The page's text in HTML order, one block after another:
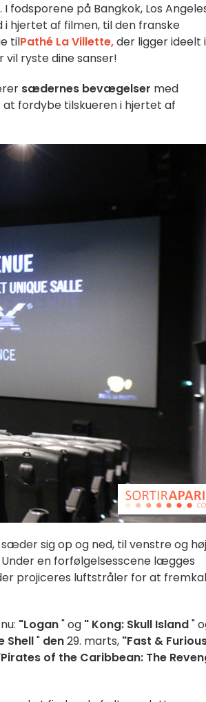
I fodsporene på Bangkok, Los
i hjertet af filmen, til den franske
tilPathé La Villette,der ligger ideelt i
vil ryste dine sanser!
sædernes bevægelser med
fordybe tilskueren i hjertet af
sig op og ned, til venstre og
en forfølgelsesscene lægges
projiceres luftstråler for at
"Logan" og " Kong: Skull Island"
Shell" den29. marts, "Fast &
of the Caribbean: The